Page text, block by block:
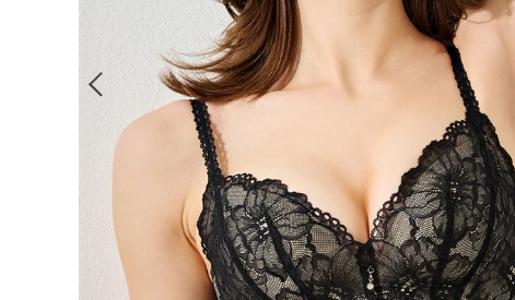
マタニティ
ギフトラッピング